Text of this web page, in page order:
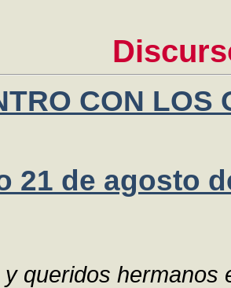
CON LOS
21 de agosto
y queridos hermanos